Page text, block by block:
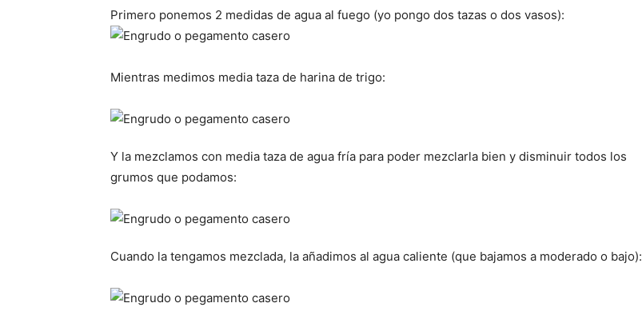
Primero ponemos 2 medidas de agua al fuego (yo pongo dos tazas o dos vasos):
Mientras medimos media taza de harina de trigo:
Y la mezclamos con media taza de agua fría para poder mezclarla bien y disminuir todos los
grumos que podamos:
Cuando la tengamos mezclada, la añadimos al agua caliente (que bajamos a moderado o bajo):